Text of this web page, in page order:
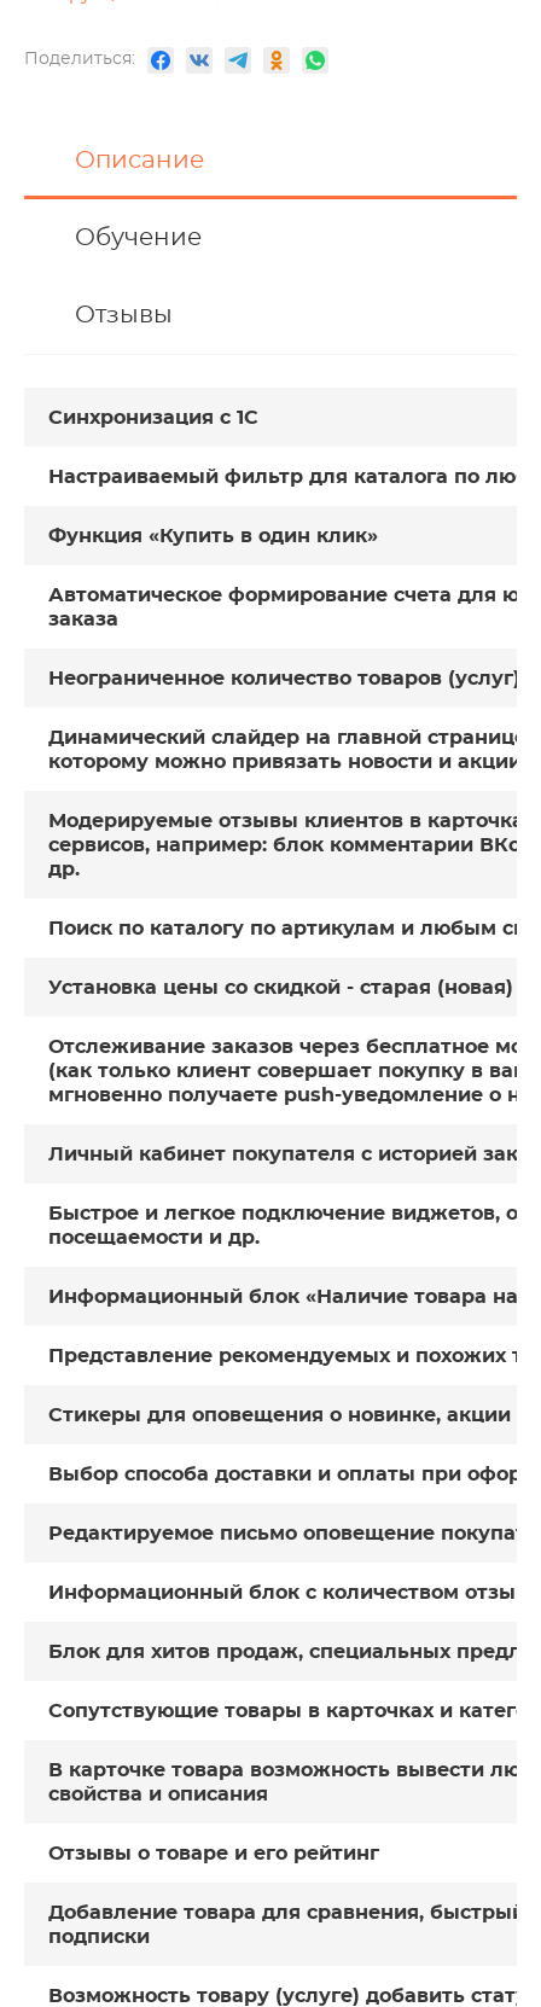
Поделиться:
Описание
Обучение
Отзывы
Синхронизация с 1С
Настраиваемый фильтр для каталога по
Функция «Купить в один клик»
Автоматическое формирование счета для
заказа
Неограниченное количество товаров (услуг)
Динамический слайдер на главной странице
которому можно привязать новости и акции
Модерируемые отзывы клиентов в
сервисов, например: блок комментарии
др.
Поиск по каталогу по артикулам и любым
Установка цены со скидкой - старая (новая)
Отслеживание заказов через бесплатное
(как только клиент совершает покупку в
мгновенно получаете push-уведомление о
Личный кабинет покупателя с историей
Быстрое и легкое подключение виджетов,
посещаемости и др.
Информационный блок «Наличие товара на
Представление рекомендуемых и похожих
Стикеры для оповещения о новинке, акции
Выбор способа доставки и оплаты при
Редактируемое письмо оповещение
Информационный блок с количеством
Блок для хитов продаж, специальных
Сопутствующие товары в карточках и
В карточке товара возможность вывести
свойства и описания
Отзывы о товаре и его рейтинг
Добавление товара для сравнения, быстрый
подписки
Возможность товару (услуге) добавить